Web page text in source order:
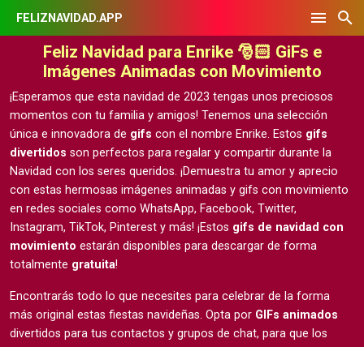
FELIZNAVIDAD.APP
Feliz Navidad para Enrike 🎅🏻 GiFs e
Imágenes Animadas con Movimiento
¡Esperamos que esta navidad de 2023 tengas unos preciosos
momentos con tu familia y amigos! Tenemos una selección
única e innovadora de gifs con el nombre Enrike. Estos gifs
divertidos son perfectos para regalar y compartir durante la
Navidad con los seres queridos. ¡Demuestra tu amor y aprecio
con estas hermosas imágenes animadas y gifs con movimiento
en redes sociales como WhatsApp, Facebook, Twitter,
Instagram, TikTok, Pinterest y más! ¡Estos gifs de navidad con
movimiento estarán disponibles para descargar de forma
totalmente gratuita!
Encontrarás todo lo que necesites para celebrar de la forma
más original estas fiestas navideñas. Opta por GIFs animados
divertidos para tus contactos y grupos de chat, para que los